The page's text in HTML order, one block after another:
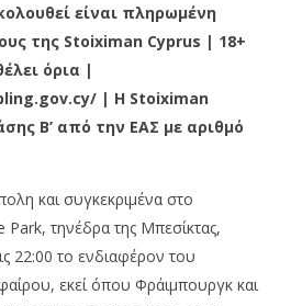
είναι πληρωμένη
της Stoiximan Cyprus | 18+
όρια |
| Η Stoiximan
Β’ από την ΕΑΣ με αριθμό
και συγκεκριμένα στο
Park, τηνέδρα της Μπεσίκτας,
22:00 το ενδιαφέρον του
εκεί όπου Φράιμπουργκ και